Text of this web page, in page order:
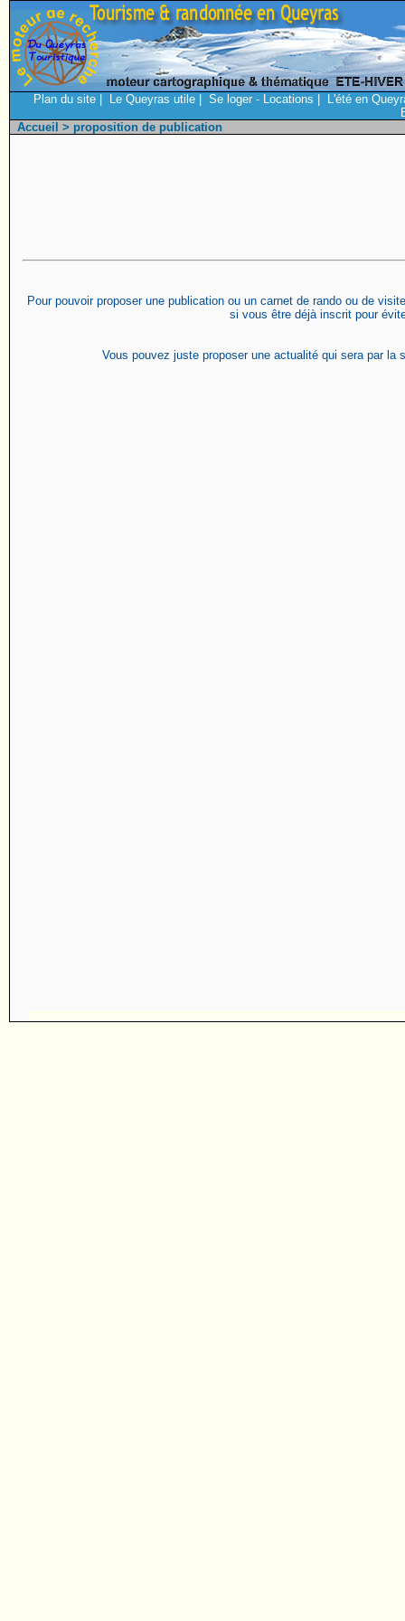
Plan du site Le Queyras utile Se loger - Locations
L'été en
Accueil > proposition de publication
Pour pouvoir proposer une publication ou un carnet de rando ou de
si vous être déjà inscrit pour
Vous pouvez juste proposer une actualité qui sera par la